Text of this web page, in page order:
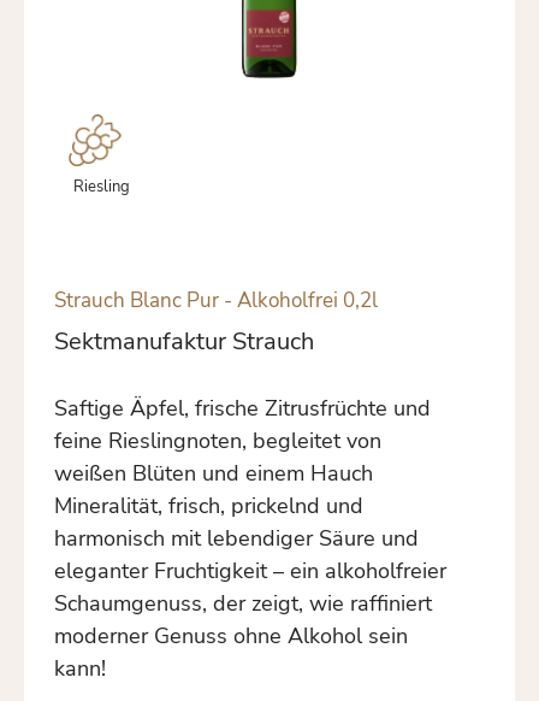
Riesling
Strauch Blanc Pur - Alkoholfrei 0,2l
Sektmanufaktur Strauch
Saftige Äpfel, frische Zitrusfrüchte und
feine Rieslingnoten, begleitet von
weißen Blüten und einem Hauch
Mineralität, frisch, prickelnd und
harmonisch mit lebendiger Säure und
eleganter Fruchtigkeit – ein alkoholfreier
Schaumgenuss, der zeigt, wie raffiniert
moderner Genuss ohne Alkohol sein
kann!